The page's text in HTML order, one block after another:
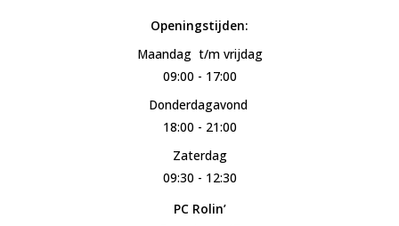
Openingstijden:
Maandag t/m vrijdag
09:00 - 17:00
Donderdagavond
18:00 - 21:00
Zaterdag
09:30 - 12:30
PC Rolin’